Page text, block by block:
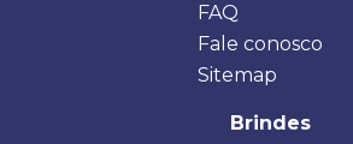
FAQ
Fale conosco
Sitemap
Brindes